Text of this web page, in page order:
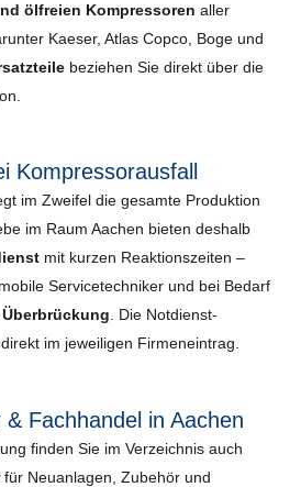
ölfreien Kompressoren aller
Kaeser, Atlas Copco, Boge und
beziehen Sie direkt über die
Kompressorausfall
im Zweifel die gesamte Produktion
im Raum Aachen bieten deshalb
mit kurzen Reaktionszeiten –
Servicetechniker und bei Bedarf
. Die Notdienst-
im jeweiligen Firmeneintrag.
Fachhandel in Aachen
finden Sie im Verzeichnis auch
für Neuanlagen, Zubehör und